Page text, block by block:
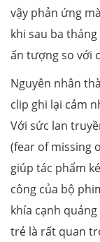
vậy phản ứng
khi sau ba
ấn tượng so với
Nguyên nhân
clip ghi lại cảm
Với sức lan
(fear of missing
giúp tác phẩm
công của bộ
khía cạnh
trẻ là rất quan